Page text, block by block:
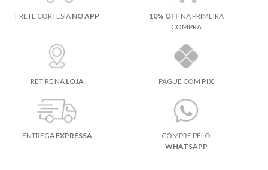
FRETE CORTESIA NO APP 10% OFFNA PRIMEIRA
COMPRA
RETIRE NA LOJA PAGUE COM PIX
ENTREGA EXPRESSA
COMPRE PELO
WHATSAPP